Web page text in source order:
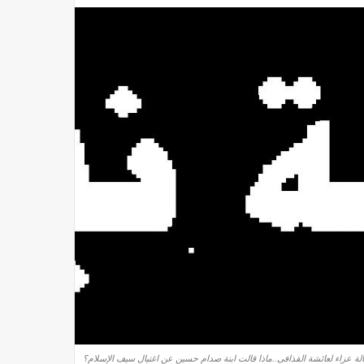
عزاء لعائشة القذافى..ماذا قالت ابنة صدام حسين عن اغتيال سيف الإسلام؟